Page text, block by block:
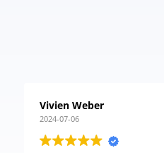
Vivien Weber
2024-07-06